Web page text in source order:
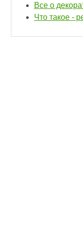
Все о
Что такое -